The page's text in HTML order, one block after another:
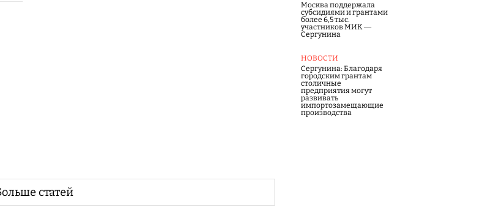
Москва поддержала
субсидиями и грантами
более 6,5 тыс.
участников МИК —
Сергунина
НОВОСТИ
Сергунина: Благодаря
городским грантам
столичные
предприятия могут
развивать
импортозамещающие
производства
статей